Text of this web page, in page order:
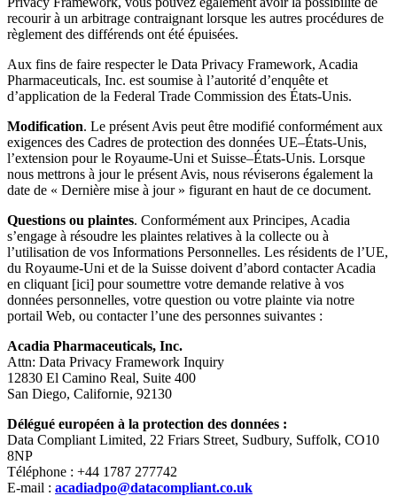
recourir à un arbitrage contraignant lorsque les autres procédures de
règlement des différends ont été épuisées.
Aux fins de faire respecter le Data Privacy Framework, Acadia
Pharmaceuticals, Inc. est soumise à l’autorité d’enquête et
d’application de la Federal Trade Commission des États-Unis.
Modification. Le présent Avis peut être modifié conformément aux
exigences des Cadres de protection des données UE–États-Unis,
l’extension pour le Royaume-Uni et Suisse–États-Unis. Lorsque
nous mettrons à jour le présent Avis, nous réviserons également la
date de « Dernière mise à jour » figurant en haut de ce document.
Questions ou plaintes. Conformément aux Principes, Acadia
s’engage à résoudre les plaintes relatives à la collecte ou à
l’utilisation de vos Informations Personnelles. Les résidents de l’UE,
du Royaume-Uni et de la Suisse doivent d’abord contacter Acadia
en cliquant [ici] pour soumettre votre demande relative à vos
données personnelles, votre question ou votre plainte via notre
portail Web, ou contacter l’une des personnes suivantes :
Acadia Pharmaceuticals, Inc.
Attn: Data Privacy Framework Inquiry
12830 El Camino Real, Suite 400
San Diego, Californie, 92130
Délégué européen à la protection des données :
Data Compliant Limited, 22 Friars Street, Sudbury, Suffolk, CO10
8NP
Téléphone : +44 1787 277742
E-mail : acadiadpo@datacompliant.co.uk